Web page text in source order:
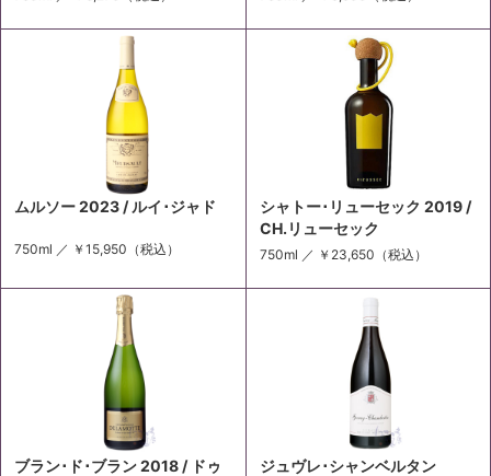
ムルソー 2023 / ルイ･ジャド
750ml ／ ￥15,950 （税込）
シャトー･リューセック 2019 /
CH.リューセック
750ml ／ ￥23,650 （税込）
ブラン･ド･ブラン 2018 / ドゥ
ジュヴレ･シャンベルタン